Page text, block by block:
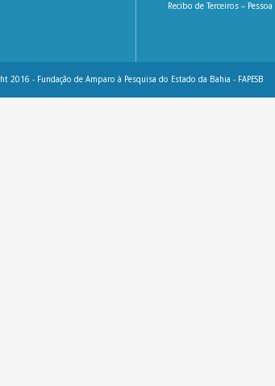
Recibo de Terceiros – Pessoa
2016 - Fundação de Amparo à Pesquisa do Estado da Bahia - FAPESB